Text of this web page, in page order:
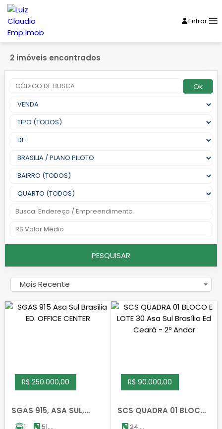
Entrar
2 imóveis encontrados
Ok
PESQUISAR
Mais Recente
R$ 250.000,00
SGAS 915, ASA SUL,
BRASILIA
1
51,82
R$ 90.000,00
SCS QUADRA 01 BLOCO
E LOTE 30, ASA SUL,
24,33